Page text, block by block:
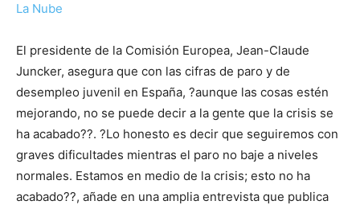
La Nube
El presidente de la Comisión Europea, Jean-Claude
Juncker, asegura que con las cifras de paro y de
desempleo juvenil en España, ?aunque las cosas estén
mejorando, no se puede decir a la gente que la crisis se
ha acabado??. ?Lo honesto es decir que seguiremos con
graves dificultades mientras el paro no baje a niveles
normales. Estamos en medio de la crisis; esto no ha
acabado??, añade en una amplia entrevista que publica